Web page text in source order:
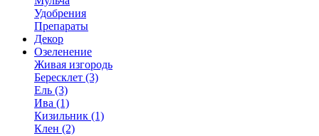
Удобрения
Препараты
Декор
Озеленение
Живая изгородь
Бересклет (3)
Ель (3)
Ива (1)
Кизильник (1)
Клен (2)